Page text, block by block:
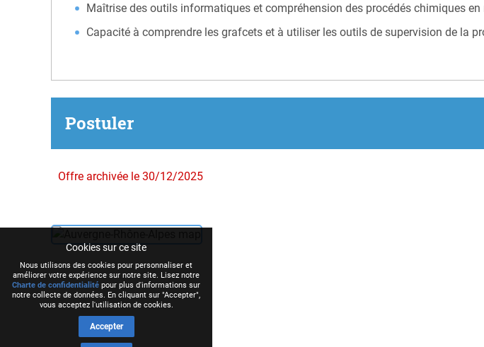
Maîtrise des outils informatiques et compréhension des procédés chimiques
Capacité à comprendre les grafcets et à utiliser les outils de supervision de la
Postuler
Offre archivée le 30/12/2025
Cookies sur ce site
Nous utilisons des cookies pour personnaliser et
améliorer votre expérience sur notre site. Lisez notre
Charte de confidentialité pour plus d'informations sur
notre collecte de données. En cliquant sur "Accepter",
vous acceptez l'utilisation de cookies.
Accepter